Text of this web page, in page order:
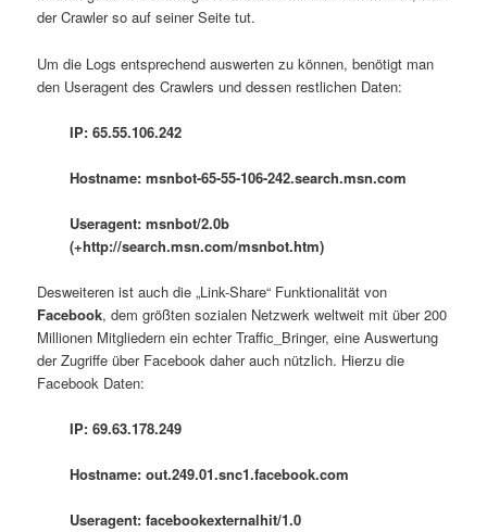
der Crawler so auf seiner Seite tut.
Um die Logs entsprechend auswerten zu können, benötigt man
den Useragent des Crawlers und dessen restlichen Daten:
IP: 65.55.106.242
Hostname: msnbot-65-55-106-242.search.msn.com
Useragent: msnbot/2.0b
(+http://search.msn.com/msnbot.htm)
Desweiteren ist auch die „Link-Share“ Funktionalität von
Facebook, dem größten sozialen Netzwerk weltweit mit über 200
Millionen Mitgliedern ein echter Traffic_Bringer, eine Auswertung
der Zugriffe über Facebook daher auch nützlich. Hierzu die
Facebook Daten:
IP: 69.63.178.249
Hostname: out.249.01.snc1.facebook.com
Useragent: facebookexternalhit/1.0